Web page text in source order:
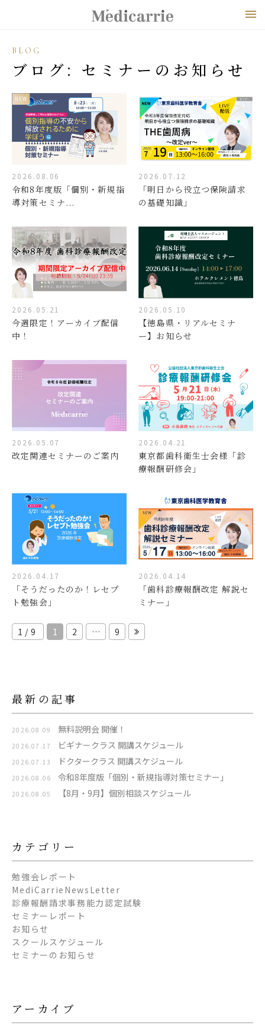
メ
BLOG
ブログ: セミナーのお知らせ
NEW
2026.08.06
令和8年度版「個別・新規指
導対策セミナ...
2026.07.12
「明日から役立つ保険請求
の基礎知識」
2026.05.21
今週限定！アーカイブ配信
中！
2026.05.10
【徳島県・リアルセミナ
ー】お知らせ
2026.05.07
改定関連セミナーのご案内
2026.04.21
東京都歯科衛生士会様「診
療報酬研修会」
2026.04.17
「そうだったのか！レセプ
ト勉強会」
2026.04.14
「歯科診療報酬改定 解説セ
ミナー」
1/9 1 2 … 9
最新の記事
2026.08.09 無料説明会 開催！
2026.07.17 ビギナークラス 開講スケジュール
2026.07.13 ドクタークラス 開講スケジュール
2026.08.06 令和8年度版「個別・新規指導対策セミナー」
2026.08.05 【8月・9月】個別相談スケジュール
カテゴリー
勉強会レポート
MediCarrieNewsLetter
診療報酬請求事務能力認定試験
セミナーレポート
お知らせ
スクールスケジュール
セミナーのお知らせ
アーカイブ